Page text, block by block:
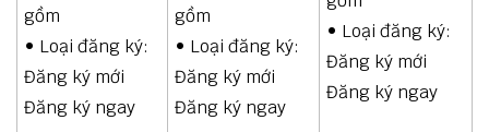
gồm
• Loại đăng ký:
Đăng ký mới
Đăng ký ngay
gồm
• Loại đăng ký:
Đăng ký mới
Đăng ký ngay
• Loại đăng ký:
Đăng ký mới
Đăng ký ngay